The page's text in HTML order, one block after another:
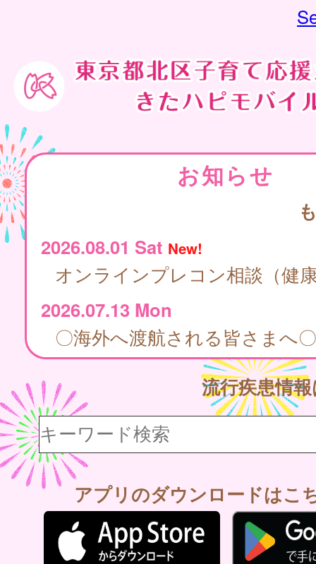
お知らせ
2026.08.01 Sat New!
オンラインプレコン相談（健
2026.07.13 Mon
〇海外へ渡航される皆さまへ〇
流行疾患情
アプリのダウンロードはこ